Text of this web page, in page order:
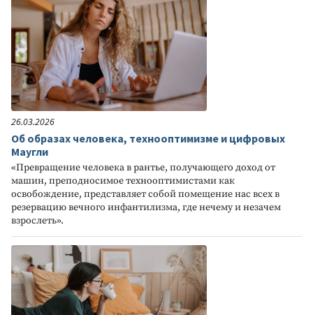
26.03.2026
Об образах человека, технооптимизме и цифровых
Маугли
«Превращение человека в рантье, получающего доход от
машин, преподносимое технооптимистами как
освобождение, представляет собой помещение нас всех в
резервацию вечного инфантилизма, где нечему и незачем
взрослеть».